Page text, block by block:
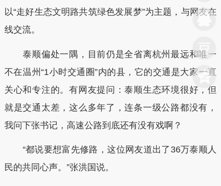
以“走好生态文明路共筑绿色发展梦”为主题，与网友在
线交流。
泰顺偏处一隅，目前仍是全省离杭州最远和唯一
不在温州“1小时交通圈”内的县，它的交通是大家一直
关心和专注的。有网友提问：泰顺生态环境很好，但
就是交通太差，这么多年了，连条一级公路都没有，
我问下张书记，高速公路到底还有没有戏啊？
“都说要想富先修路，这位网友道出了36万泰顺人
民的共同心声。”张洪国说。